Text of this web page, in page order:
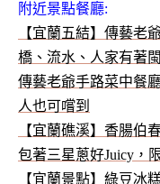
附近景點餐廳:
【宜蘭五結】傳藝老
橋、流水、人家有著
傳藝老爺手路菜中餐
人也可嚐到
【宜蘭礁溪】香腸伯
包著三星蔥好Juicy，
【宜蘭景點】綠豆冰